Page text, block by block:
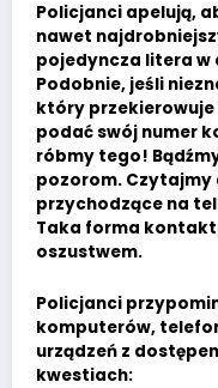
Policjanci apelują,
nawet
pojedyncza litera w
Podobnie, jeśli
który przekierowuje
podać swój numer
róbmy tego!
pozorom. Czytajmy
przychodzące na
Taka forma
oszustwem.
Policjanci
komputerów,
urządzeń z
kwestiach: